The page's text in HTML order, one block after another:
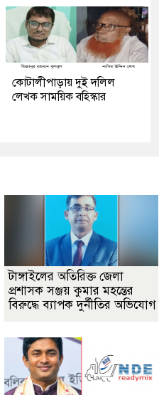
কোটালীপাড়ায় দুই দলিল
লেখক সাময়িক বহিস্কার
টাঙ্গাইলের অতিরিক্ত জেলা
প্রশাসক সঞ্জয় কুমার মহন্তের
বিরুদ্ধে ব্যাপক দুর্নীতির অভিযোগ